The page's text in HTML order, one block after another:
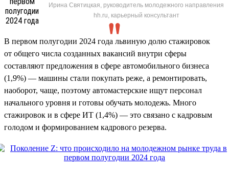
Ирина Святицкая, руководитель молодежного направления
hh.ru, карьерный консультант
В первом полугодии 2024 года львиную долю стажировок
от общего числа созданных вакансий внутри сферы
составляют предложения в сфере автомобильного бизнеса
(1,9%) — машины стали покупать реже, а ремонтировать,
наоборот, чаще, поэтому автомастерские ищут персонал
начального уровня и готовы обучать молодежь. Много
стажировок и в сфере ИТ (1,4%) — это связано с кадровым
голодом и формированием кадрового резерва.